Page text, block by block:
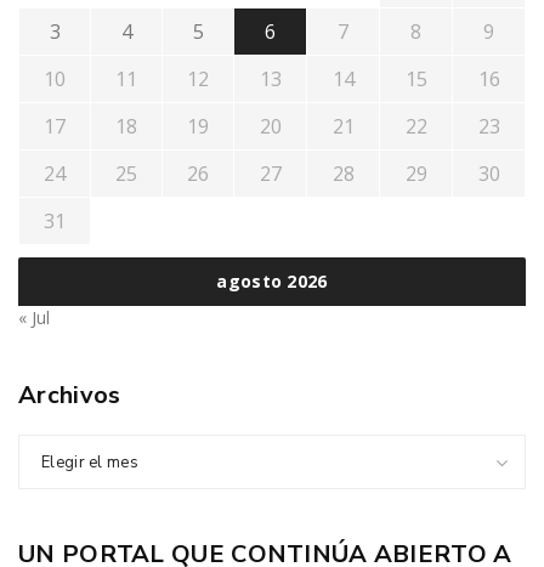
agosto 2026
3
4 5 6 7 8
9
10
11 12 13 14 15
16
17
18 19 20 21 22
23
24
25 26 27 28 29
30
31
« Jul
Archivos
Elegir el mes
UN PORTAL QUE CONTINÚA ABIERTO A